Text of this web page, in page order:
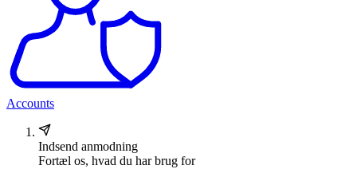
Accounts
Indsend anmodning
Fortæl os, hvad du har brug for